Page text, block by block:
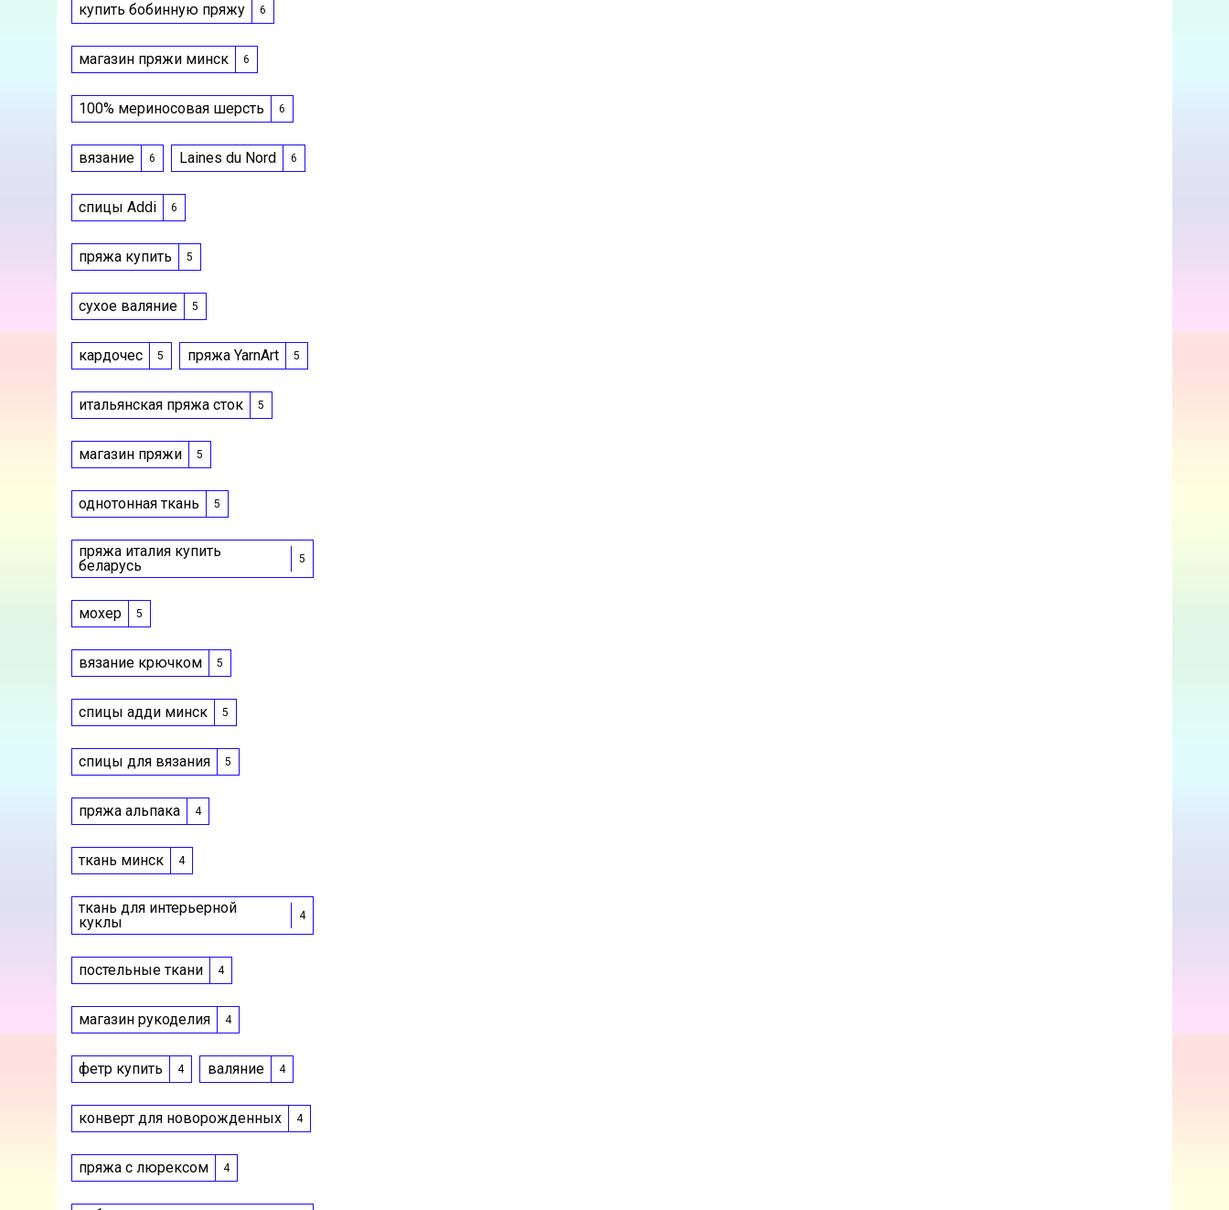
купить бобинную пряжу 6
магазин пряжи минск 6
100% мериносовая шерсть 6
вязание 6 Laines du Nord 6
спицы Addi 6
пряжа купить 5
сухое валяние 5
кардочес 5 пряжа YarnArt 5
итальянская пряжа сток 5
магазин пряжи 5
однотонная ткань 5
пряжа италия купить
беларусь
5
мохер 5
вязание крючком 5
спицы адди минск 5
спицы для вязания 5
пряжа альпака 4
ткань минск 4
ткань для интерьерной
куклы
4
постельные ткани 4
магазин рукоделия 4
фетр купить 4 валяние 4
конверт для новорожденных 4
пряжа с люрексом 4